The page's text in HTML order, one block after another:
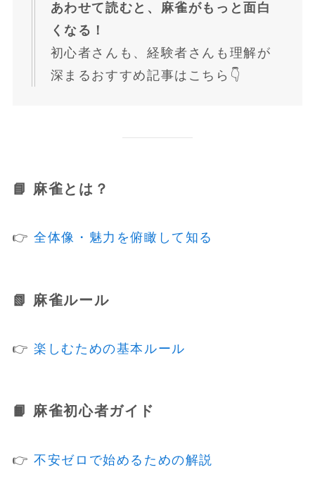
あわせて読むと、麻雀がもっと面白
くなる！
初心者さんも、経験者さんも理解が
深まるおすすめ記事はこちら👇
📘 麻雀とは？
👉全体像・魅力を俯瞰して知る
📗 麻雀ルール
👉 楽しむための基本ルール
📙 麻雀初心者ガイド
👉不安ゼロで始めるための解説